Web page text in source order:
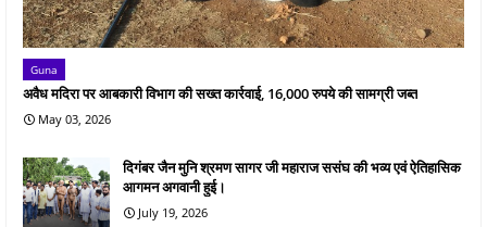
Guna
अवैध मदिरा पर आबकारी विभाग की सख्त कार्रवाई, 16,000 रुपये की सामग्री जब्त
May 03, 2026
दिगंबर जैन मुनि श्रमण सागर जी महाराज ससंघ की भव्य एवं ऐतिहासिक
आगमन अगवानी हुई।
July 19, 2026